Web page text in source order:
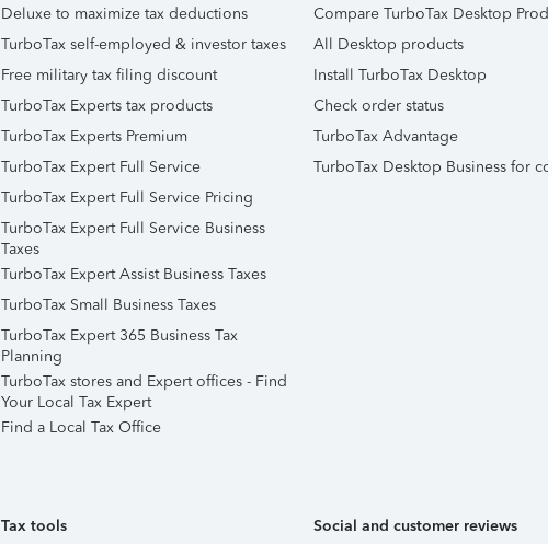
Deluxe to maximize tax deductions
TurboTax self-employed & investor taxes
Free military tax filing discount
TurboTax Experts tax products
TurboTax Experts Premium
TurboTax Expert Full Service
TurboTax Expert Full Service Pricing
TurboTax Expert Full Service Business
Taxes
TurboTax Expert Assist Business Taxes
TurboTax Small Business Taxes
TurboTax Expert 365 Business Tax
Planning
TurboTax stores and Expert offices - Find
Your Local Tax Expert
Find a Local Tax Office
Compare TurboTax Desktop
All Desktop products
Install TurboTax Desktop
Check order status
TurboTax Advantage
TurboTax Desktop Business for
Tax tools Social and customer reviews